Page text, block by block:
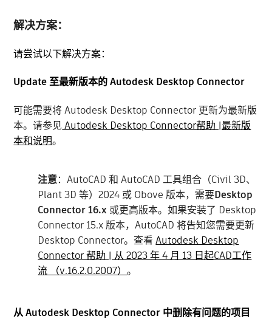
解决方案：
请尝试以下解决方案：
Update 至最新版本的 Autodesk Desktop Connector
可能需要将 Autodesk Desktop Connector 更新为最新版
本。请参见 Autodesk Desktop Connector帮助 |最新版
本和说明。
注意：AutoCAD 和 AutoCAD 工具组合（Civil 3D、
Plant 3D 等）2024 或 Obove 版本，需要Desktop
Connector 16.x 或更高版本。如果安装了 Desktop
Connector 15.x 版本，AutoCAD 将告知您需要更新
Desktop Connector。查看Autodesk Desktop
Connector 帮助 | 从 2023 年 4 月 13 日起CAD工作
流 （v.16.2.0.2007）。
从 Autodesk Desktop Connector 中删除有问题的项目